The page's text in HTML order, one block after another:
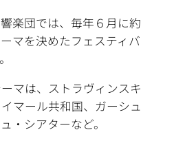
楽団では、毎年６月に約
マを決めたフェスティバ
マは、ストラヴィンスキ
マール共和国、ガーシュ
・シアターなど。